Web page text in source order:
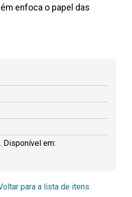
enfoca o papel das
Disponível em:
para a lista de itens